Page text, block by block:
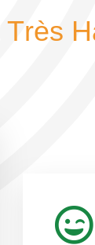
T r